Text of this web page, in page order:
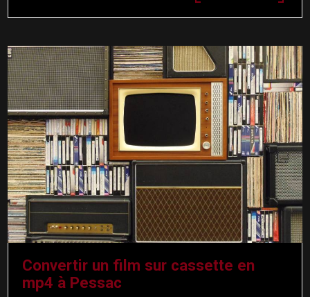
Convertir un film sur cassette en
mp4 à Pessac